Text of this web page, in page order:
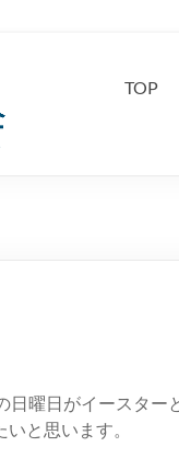
TOP
曜日がイースター
と思います。